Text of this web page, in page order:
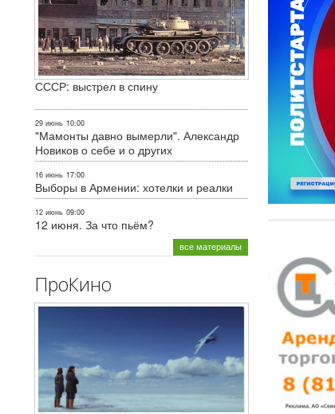
СССР: выстрел в спину
29 июнь 10:00
"Мамонты давно вымерли". Александр
Новиков о себе и о других
16 июнь 17:00
Выборы в Армении: хотелки и реалки
12 июнь 09:00
12 июня. За что пьём?
все материалы
ПроКино